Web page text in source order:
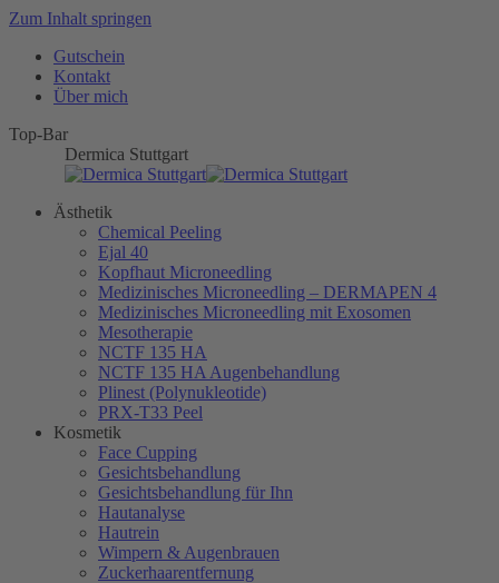
Zum Inhalt springen
Gutschein
Kontakt
Über mich
Top-Bar
Dermica Stuttgart
Ästhetik
Chemical Peeling
Ejal 40
Kopfhaut Microneedling
Medizinisches Microneedling – DERMAPEN 4
Medizinisches Microneedling mit Exosomen
Mesotherapie
NCTF 135 HA
NCTF 135 HA Augenbehandlung
Plinest (Polynukleotide)
PRX-T33 Peel
Kosmetik
Face Cupping
Gesichtsbehandlung
Gesichtsbehandlung für Ihn
Hautanalyse
Hautrein
Wimpern & Augenbrauen
Zuckerhaarentfernung